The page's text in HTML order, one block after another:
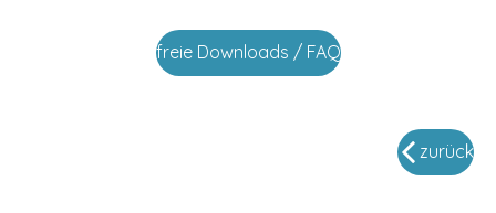
freie Downloads / FAQ
zurück